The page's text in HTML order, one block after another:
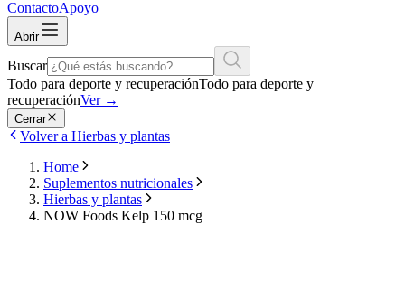
ContactoApoyo
Abrir
Buscar
Todo para deporte y recuperaciónTodo para deporte y
recuperaciónVer →
Cerrar
Volver a Hierbas y plantas
Home
Suplementos nutricionales
Hierbas y plantas
NOW Foods Kelp 150 mcg